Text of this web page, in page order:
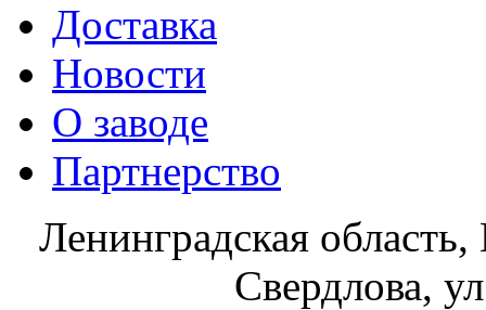
Доставка
Новости
О заводе
Партнерство
Ленинградская
Свердлова,